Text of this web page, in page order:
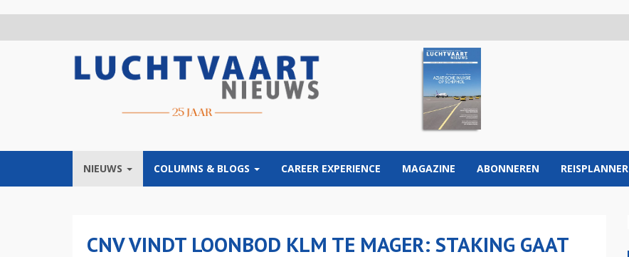
NIEUWS COLUMNS & BLOGS CAREER EXPERIENCE MAGAZINE ABONNEREN REISPLANNER
CNV VINDT LOONBOD KLM TE MAGER: STAKING GAAT